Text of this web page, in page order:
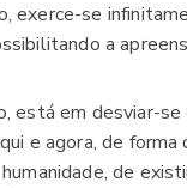
exerce-se
a
está em desviar-
e agora, de
de